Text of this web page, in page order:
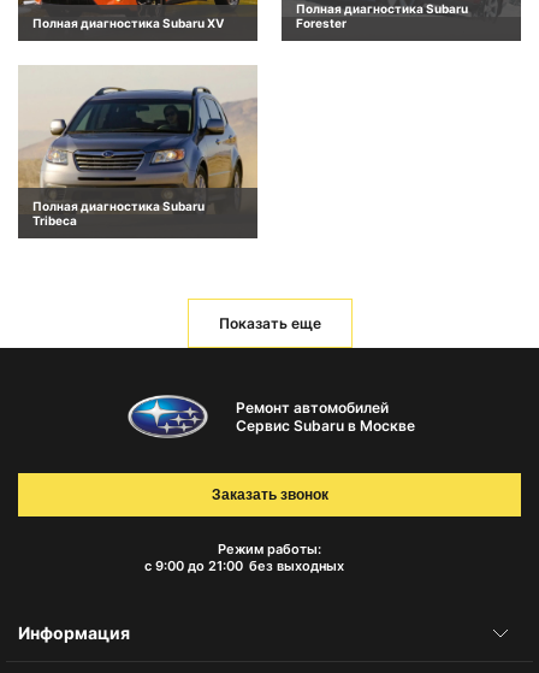
Полная диагностика Subaru XV
Полная диагностика Subaru
Forester
Полная диагностика Subaru
Tribeca
Показать еще
Ремонт автомобилей
Сервис Subaru в Москве
Режим работы:
с 9:00 до 21:00 без выходных
Заказать звонок
Информация